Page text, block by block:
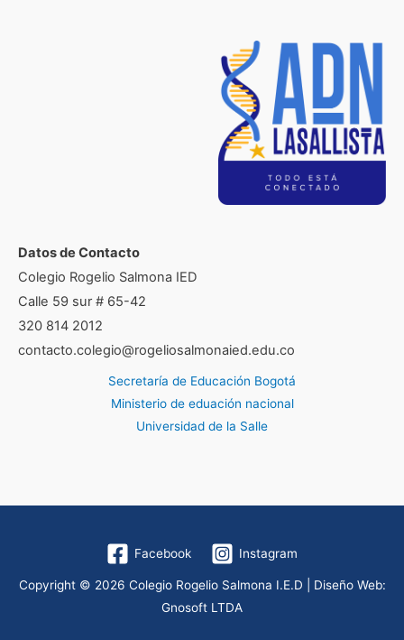
Datos de Contacto
Colegio Rogelio Salmona IED
Calle 59 sur # 65-42
320 814 2012
contacto.colegio@rogeliosalmonaied.edu.co
Secretaría de Educación Bogotá
Ministerio de eduación nacional
Universidad de la Salle
Facebook Instagram
Copyright © 2026 Colegio Rogelio Salmona I.E.D | Diseño Web:
Gnosoft LTDA